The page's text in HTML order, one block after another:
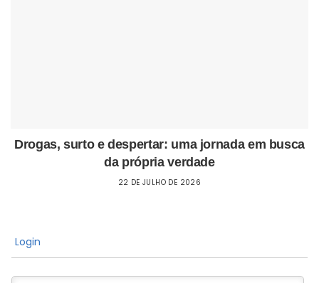
Drogas, surto e despertar: uma jornada em busca
da própria verdade
22 DE JULHO DE 2026
Login